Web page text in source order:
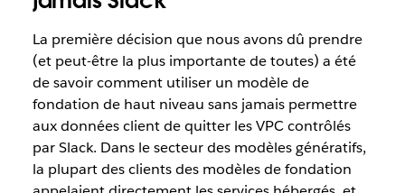
La première décision que nous avons dû prendre
(et peut-être la plus importante de toutes) a été
de savoir comment utiliser un modèle de
fondation de haut niveau sans jamais permettre
aux données client de quitter les VPC contrôlés
par Slack. Dans le secteur des modèles génératifs,
la plupart des clients des modèles de fondation